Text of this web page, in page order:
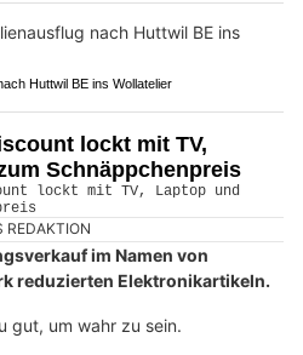
Huttwil BE ins Wollatelier
lockt mit TV,
Schnäppchenpreis
REDAKTION
im Namen von
reduzierten Elektronikartikeln.
gut, um wahr zu sein.